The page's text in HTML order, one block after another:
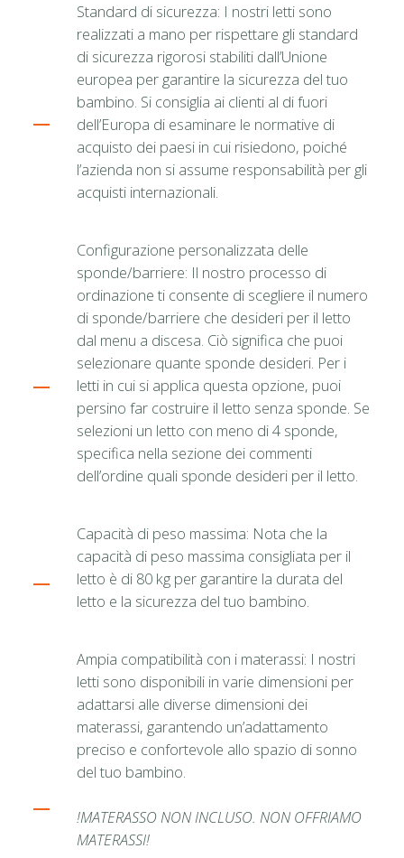
Standard di sicurezza: I nostri letti sono
realizzati a mano per rispettare gli standard
di sicurezza rigorosi stabiliti dall’Unione
europea per garantire la sicurezza del tuo
bambino. Si consiglia ai clienti al di fuori
dell’Europa di esaminare le normative di
acquisto dei paesi in cui risiedono, poiché
l’azienda non si assume responsabilità per gli
acquisti internazionali.
Configurazione personalizzata delle
sponde/barriere: Il nostro processo di
ordinazione ti consente di scegliere il numero
di sponde/barriere che desideri per il letto
dal menu a discesa. Ciò significa che puoi
selezionare quante sponde desideri. Per i
letti in cui si applica questa opzione, puoi
persino far costruire il letto senza sponde. Se
selezioni un letto con meno di 4 sponde,
specifica nella sezione dei commenti
dell’ordine quali sponde desideri per il letto.
Capacità di peso massima: Nota che la
capacità di peso massima consigliata per il
letto è di 80 kg per garantire la durata del
letto e la sicurezza del tuo bambino.
Ampia compatibilità con i materassi: I nostri
letti sono disponibili in varie dimensioni per
adattarsi alle diverse dimensioni dei
materassi, garantendo un’adattamento
preciso e confortevole allo spazio di sonno
del tuo bambino.
!MATERASSO NON INCLUSO. NON OFFRIAMO
MATERASSI!